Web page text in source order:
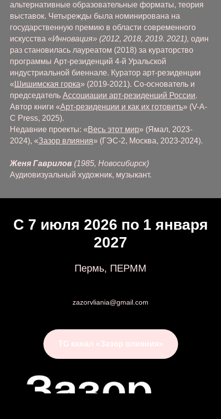
альтернативные образовательные форматы, теория
выставок. Четырежды была номинирована на
государственную премию в области современного
искусства «Инновация» (2012, 2018, 2019. 2021), один
раз становилась лауреатом (2018) за кураторство
программы Арт-резиденций 4-й Уральской
индустриальной биеннале. Куратор арт-резиденции
« Шишимская горка» (2019-2021). Со-основатель и
председатель Ассоциации арт-резиденций России.
Автор книги «Арт-резиденции и как их готовить» (V-A-
C Press, 2025).
Недавние проекты: «Весь этот мир» (Ямал, 2023-
2024), «Зазор влияния» (ГЭС-2, Москва, 2023-2024).
Женя Гаврилов (1985, Новосибирск)
Аудиовизуальный художник, музыкант.
С 7 июля 2026 по 1 января
2027
Пермь, ПЕРММ
zazorvliania@gmail.com
TG канал «Зазор влияния»